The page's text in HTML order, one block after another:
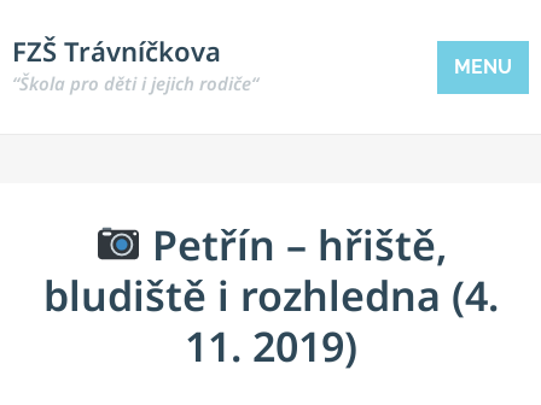
FZŠ Trávníčkova
“Škola pro děti i jejich rodiče“
MENU
Petřín – hřiště,
bludiště i rozhledna (4.
11. 2019)